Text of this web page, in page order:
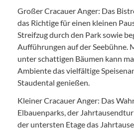
Großer Cracauer Anger: Das
das Richtige für einen kleinen
Streifzug durch den Park sowie
Aufführungen auf der Seebühne.
unter schattigen Bäumen kann
Ambiente das vielfältige
Staudental genießen.
Kleiner Cracauer Anger: Das
Elbauenparks, der
der untersten Etage das